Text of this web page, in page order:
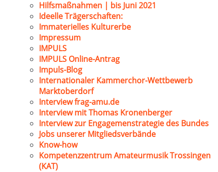
Hilfsmaßnahmen | bis Juni 2021
Ideelle Trägerschaften:
Immaterielles Kulturerbe
Impressum
IMPULS
IMPULS Online-Antrag
Impuls-Blog
Internationaler Kammerchor-Wettbewerb
Marktoberdorf
Interview frag-amu.de
Interview mit Thomas Kronenberger
Interview zur Engagemenstrategie des Bundes
Jobs unserer Mitgliedsverbände
Know-how
Kompetenzzentrum Amateurmusik Trossingen
(KAT)